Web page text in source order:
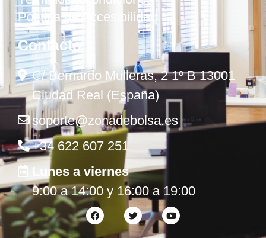
Política de Accesibilidad
Contacto
C/ Bernardo Mulleras, 2 1º B 13001
Ciudad Real (España)
soporte@zonadebolsa.es
+34 622 607 251
Lunes a viernes
9:00 a 14:00 y 16:00 a 19:00